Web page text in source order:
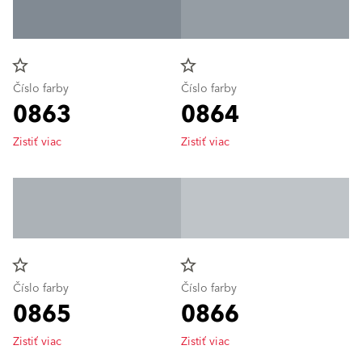
star_border
Číslo farby
0863
Zistiť viac
star_border
Číslo farby
0864
Zistiť viac
star_border
Číslo farby
0865
Zistiť viac
star_border
Číslo farby
0866
Zistiť viac